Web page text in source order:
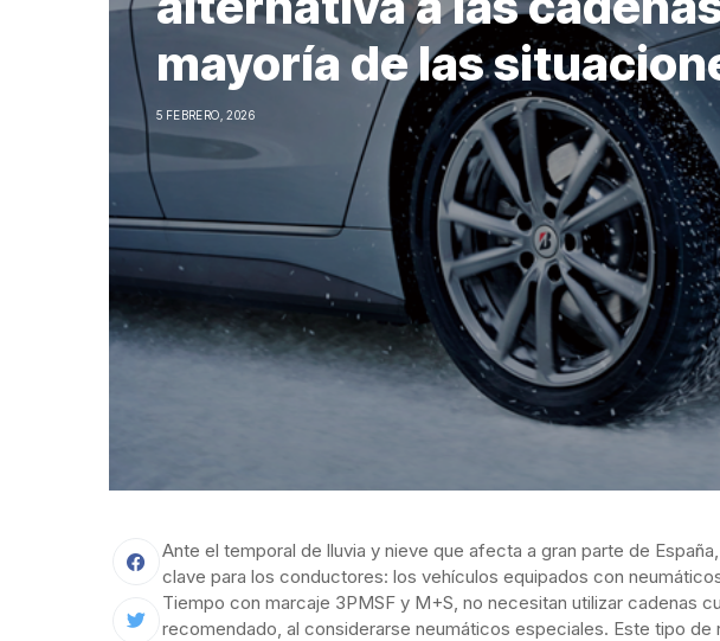
mayoría de las
5 FEBRERO, 2026
Ante el temporal de lluvia y nieve que afecta a gran parte de España,
clave para los conductores: los vehículos equipados con
Tiempo con marcaje 3PMSF y M+S, no necesitan utilizar cadenas
recomendado, al considerarse neumáticos especiales. Este tipo